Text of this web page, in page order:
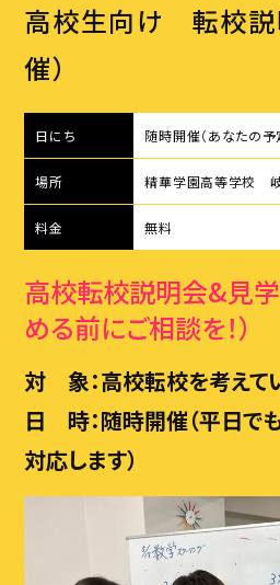
スタッフ
アクセス・会社概要
お問い合わ
高校生向け 転校説
催）
日にち 随時開催（あなたの予
場所 精華学園高等学校
料金 無料
高校転校説明会&見
める前にご相談を！）
対 象：高校転校を考えて
日 時：随時開催（平日で
対応します）